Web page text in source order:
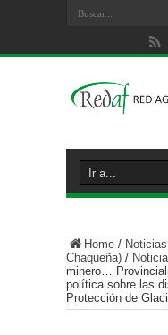
Home / Noticias
Chaqueña) /
minero…
política sobre las
Protección de